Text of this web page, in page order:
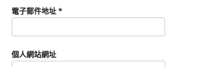
電子郵件地址 *
個人網站網址